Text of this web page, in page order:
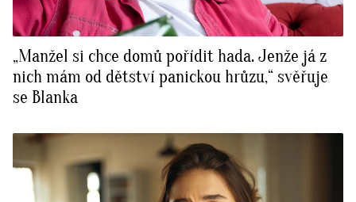
„Manžel si chce domů pořídit hada. Jenže já z
nich mám od dětství panickou hrůzu,“ svěřuje
se Blanka